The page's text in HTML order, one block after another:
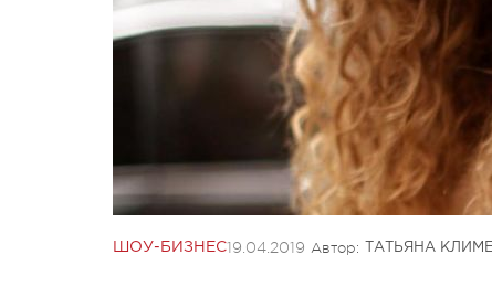
ШОУ-БИЗНЕС19.04.2019 Автор: ТАТЬЯНА